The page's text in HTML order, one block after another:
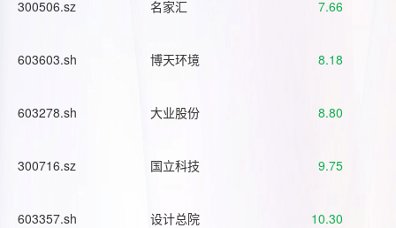
300506.sz 名家汇 7.66
603603.sh 博天环境 8.18
603278.sh 大业股份 8.80
300716.sz 国立科技 9.75
603357.sh 设计总院 10.30